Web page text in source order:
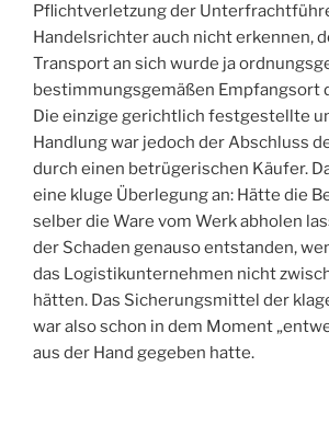
Pflichtverletzung der
Handelsrichter auch nicht erkennen,
Transport an sich wurde ja
bestimmungsgemäßen Empfangsort
Die einzige gerichtlich festgestellte
Handlung war jedoch der Abschluss
durch einen betrügerischen Käufer.
eine kluge Überlegung an: Hätte die
selber die Ware vom Werk abholen
der Schaden genauso entstanden,
das Logistikunternehmen nicht
hätten. Das Sicherungsmittel der
war also schon in dem Moment
aus der Hand gegeben hatte.